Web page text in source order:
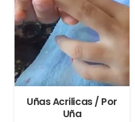
$3.990.$2.990.
Uñas Acrilicas / Por
Uña